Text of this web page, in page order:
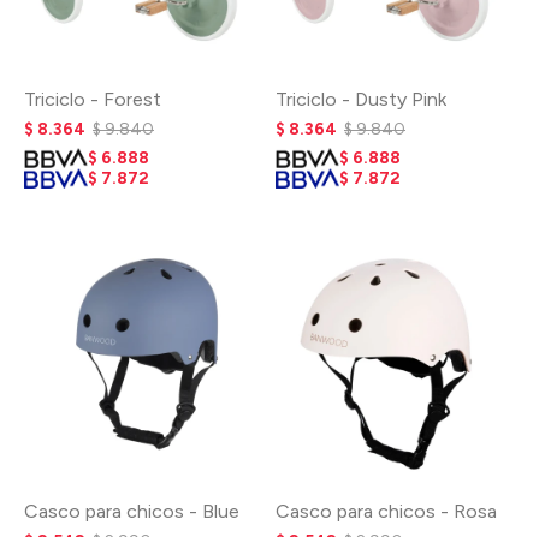
Triciclo - Forest
$ 8.364 $9.840
$ 6.888
$ 7.872
Triciclo - Dusty Pink
$ 8.364 $9.840
$ 6.888
$ 7.872
Casco para chicos - Blue Casco para chicos - Rosa